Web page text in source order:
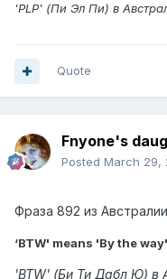
'PLP' (Пи Эл Пи) в
Quote
Fnyone's
Posted March 29,
Фраза 892 из
‘BTW' means 'By the
'BTW' (Би Ти Дабл Ю) в